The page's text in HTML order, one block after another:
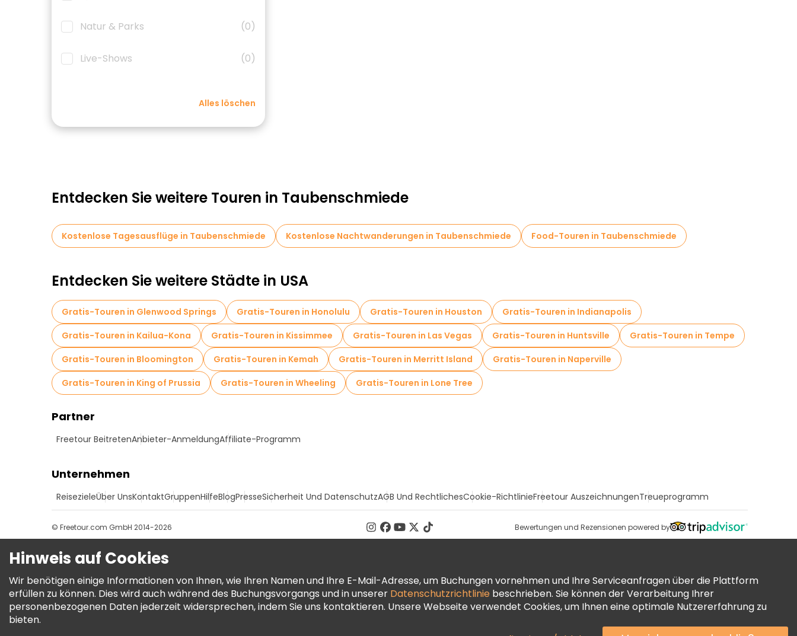
Natur & Parks (0)
Live-Shows (0)
Alles löschen
Entdecken Sie weitere Touren in Taubenschmiede
Kostenlose Tagesausflüge in Taubenschmiede Kostenlose Nachtwanderungen in Taubenschmiede Food-Touren in Taubenschmiede
Entdecken Sie weitere Städte in USA
Gratis-Touren in Glenwood Springs Gratis-Touren in Honolulu Gratis-Touren in Houston
Gratis-Touren in Indianapolis
Gratis-Touren in Kailua-Kona
Gratis-Touren in Kissimmee Gratis-Touren in Las Vegas Gratis-Touren in Huntsville
Gratis-Touren in Tempe
Gratis-Touren in Bloomington
Gratis-Touren in Kemah Gratis-Touren in Merritt Island
Gratis-Touren in Naperville
Gratis-Touren in King of Prussia
Gratis-Touren in Wheeling Gratis-Touren in Lone Tree
Partner
Freetour BeitretenAnbieter-AnmeldungAffiliate-Programm
Unternehmen
ReisezieleÜber UnsKontaktGruppenHilfeBlogPresseSicherheit Und DatenschutzAGB Und RechtlichesCookie-RichtlinieFreetour AuszeichnungenTreueprogramm
Bewertungen und Rezensionen powered by
© Freetour.com GmbH 2014-2026
Hinweis auf Cookies
Wir benötigen einige Informationen von Ihnen, wie Ihren Namen und Ihre E-Mail-Adresse, um Buchungen vornehmen und Ihre Serviceanfragen über die Plattform
erfüllen zu können. Dies wird auch während des Buchungsvorgangs und in unserer Datenschutzrichtlinie beschrieben. Sie können der Verarbeitung Ihrer
personenbezogenen Daten jederzeit widersprechen, indem Sie uns kontaktieren. Unsere Webseite verwendet Cookies, um Ihnen eine optimale Nutzererfahrung zu
bieten.